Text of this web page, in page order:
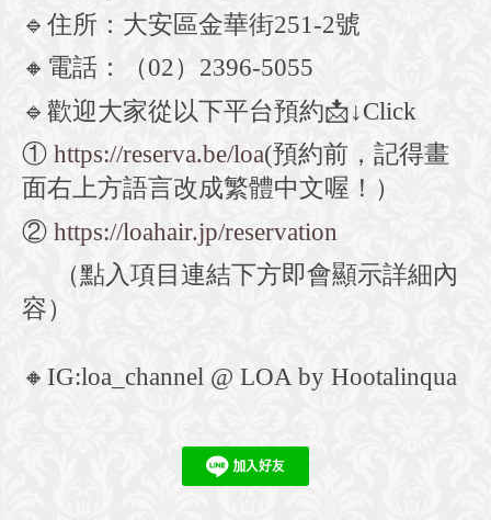
🔹 住所：大安區金華街251-2號
🔸 電話：（02） 2396-5055
🔹 歡迎大家從以下平台預約📩↓Click
① https://reserva.be/loa(預約前，記得畫
面右上方語言改成繁體中文喔！）
② https://loahair.jp/reservation
（點入項目連結下方即會顯示詳細內
容）
🔸 IG:loa_channel @ LOA by Hootalinqua